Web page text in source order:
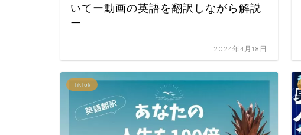
いてー動画の英語を翻訳しながら解説
ー
2024年4月18日
TikTok